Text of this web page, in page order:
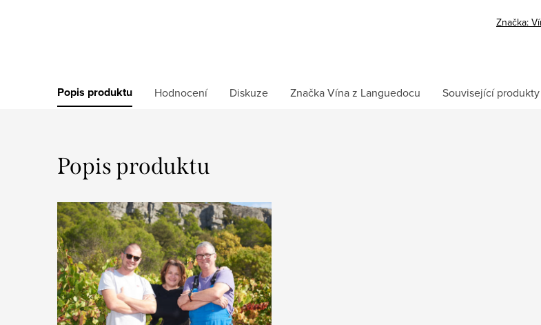
Značka:
Popis produktu Hodnocení Diskuze ZnačkaVína z Languedocu Související produkty
Popis produktu